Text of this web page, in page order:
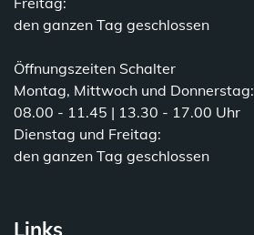
den ganzen Tag geschlossen
Öffnungszeiten Schalter
Montag, Mittwoch und Donnerstag:
08.00 - 11.45 | 13.30 - 17.00 Uhr
Dienstag und Freitag:
den ganzen Tag geschlossen
Links